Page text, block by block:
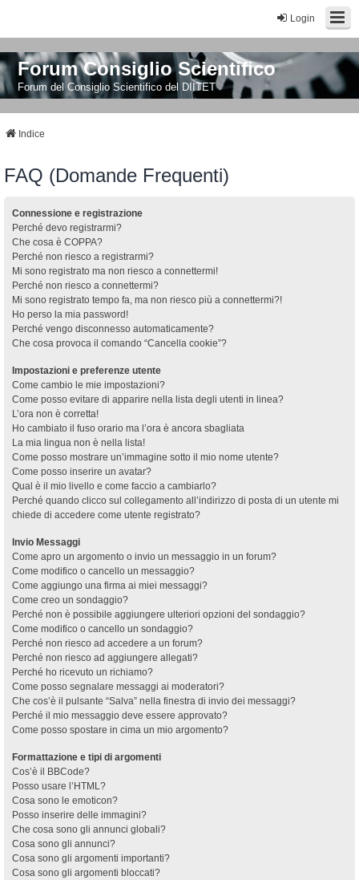
Login
Forum Consiglio Scientifico
Forum del Consiglio Scientifico del DIITET
Indice
FAQ (Domande Frequenti)
Connessione e registrazione
Perché devo registrarmi?
Che cosa è COPPA?
Perché non riesco a registrarmi?
Mi sono registrato ma non riesco a connettermi!
Perché non riesco a connettermi?
Mi sono registrato tempo fa, ma non riesco più a connettermi?!
Ho perso la mia password!
Perché vengo disconnesso automaticamente?
Che cosa provoca il comando “Cancella cookie”?
Impostazioni e preferenze utente
Come cambio le mie impostazioni?
Come posso evitare di apparire nella lista degli utenti in linea?
L’ora non è corretta!
Ho cambiato il fuso orario ma l’ora è ancora sbagliata
La mia lingua non è nella lista!
Come posso mostrare un’immagine sotto il mio nome utente?
Come posso inserire un avatar?
Qual è il mio livello e come faccio a cambiarlo?
Perché quando clicco sul collegamento all’indirizzo di posta di un utente mi
chiede di accedere come utente registrato?
Invio Messaggi
Come apro un argomento o invio un messaggio in un forum?
Come modifico o cancello un messaggio?
Come aggiungo una firma ai miei messaggi?
Come creo un sondaggio?
Perché non è possibile aggiungere ulteriori opzioni del sondaggio?
Come modifico o cancello un sondaggio?
Perché non riesco ad accedere a un forum?
Perché non riesco ad aggiungere allegati?
Perché ho ricevuto un richiamo?
Come posso segnalare messaggi ai moderatori?
Che cos’è il pulsante “Salva” nella finestra di invio dei messaggi?
Perché il mio messaggio deve essere approvato?
Come posso spostare in cima un mio argomento?
Formattazione e tipi di argomenti
Cos’è il BBCode?
Posso usare l’HTML?
Cosa sono le emoticon?
Posso inserire delle immagini?
Che cosa sono gli annunci globali?
Cosa sono gli annunci?
Cosa sono gli argomenti importanti?
Cosa sono gli argomenti bloccati?